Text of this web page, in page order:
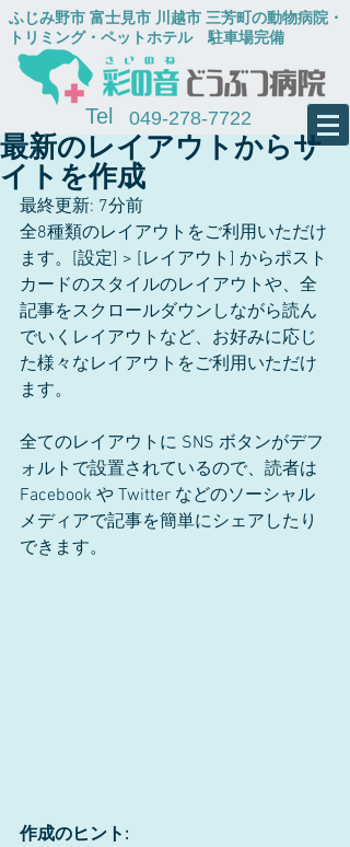
​ふじみ野市 富士見市 川越市 三芳町の動物病院・
トリミング・ペットホテル​ 駐車場完備
049-278-7722
Tel
最新のレイアウトからサ
イトを作成
最終更新: 7分前
全8種類のレイアウトをご利用いただけ
ます。[設定] > [レイアウト] からポスト
カードのスタイルのレイアウトや、全
記事をスクロールダウンしながら読ん
でいくレイアウトなど、お好みに応じ
た様々なレイアウトをご利用いただけ
ます。
全てのレイアウトに SNS ボタンがデフ
ォルトで設置されているので、読者は
Facebook や Twitter などのソーシャル
メディアで記事を簡単にシェアしたり
できます。
作成のヒント: